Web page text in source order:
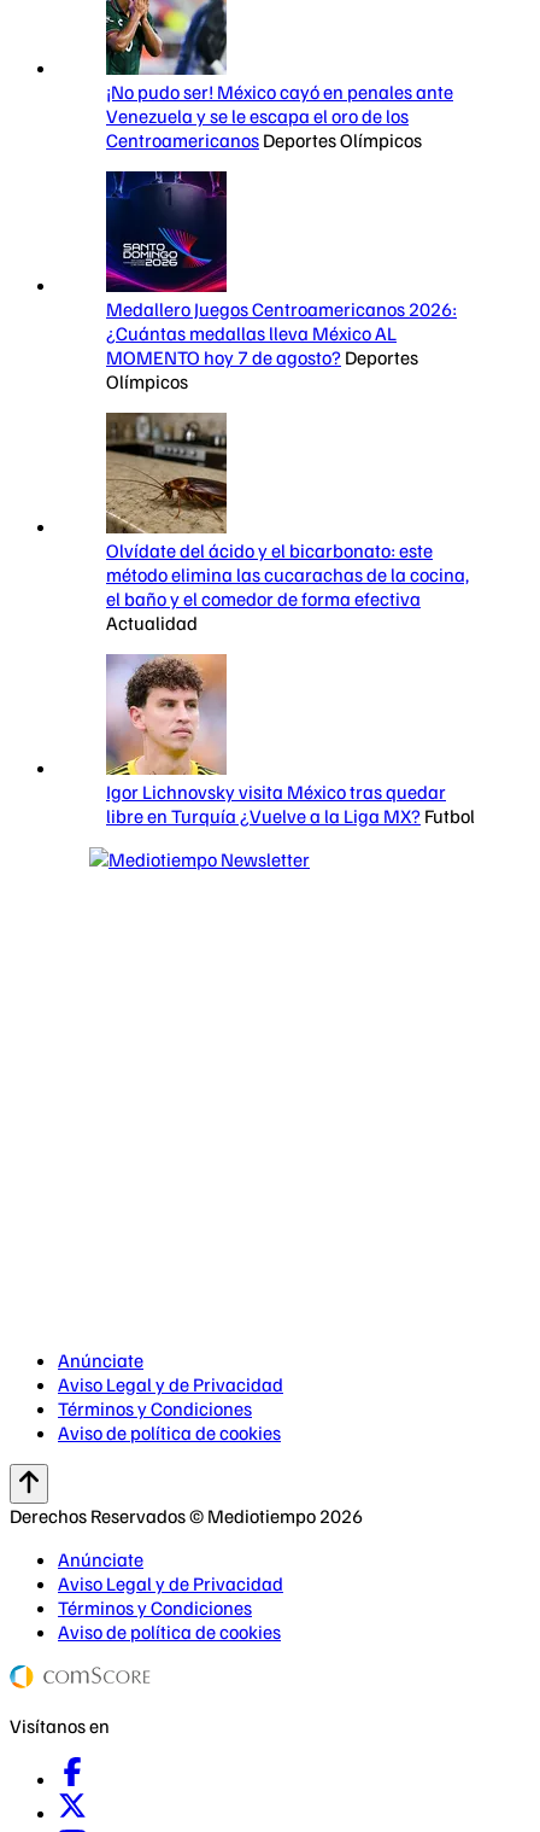
¡No pudo ser! México cayó en penales ante
Venezuela y se le escapa el oro de los
Centroamericanos Deportes Olímpicos
Medallero Juegos Centroamericanos 2026:
¿Cuántas medallas lleva México AL
MOMENTO hoy 7 de agosto? Deportes
Olímpicos
Olvídate del ácido y el bicarbonato: este
método elimina las cucarachas de la cocina,
el baño y el comedor de forma efectiva
Actualidad
Igor Lichnovsky visita México tras quedar
libre en Turquía ¿Vuelve a la Liga MX? Futbol
Anúnciate
Aviso Legal y de Privacidad
Términos y Condiciones
Aviso de política de cookies
Derechos Reservados © Mediotiempo 2026
Anúnciate
Aviso Legal y de Privacidad
Términos y Condiciones
Aviso de política de cookies
Visítanos en